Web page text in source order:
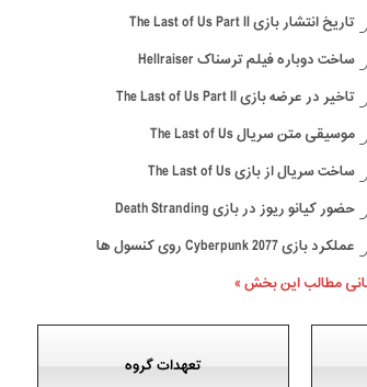
تاریخ انتشار بازی The Last of Us Part II
ساخت دوباره فیلم ترسناک Hellraiser
تاخیر در عرضه بازی The Last of Us Part II
موسیقی متن سریال The Last of Us
ساخت سریال از بازی The Last of Us
حضور کیانو ریوز در بازی Death Stranding
عملکرد بازی Cyberpunk 2077 روی کنسول ها
مطالب این بخش »
تعهدات گروه